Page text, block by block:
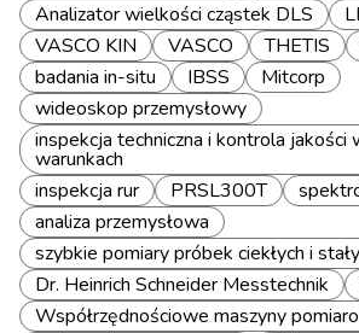
Analizator wielkości cząstek DLS
VASCO KIN
VASCO THETIS
badania in-situ
IBSS
Mitcorp
wideoskop przemysłowy
inspekcja techniczna i kontrola jakości
warunkach
inspekcja rur
PRSL300T
analiza przemysłowa
szybkie pomiary próbek ciekłych i
Dr. Heinrich Schneider Messtechnik
Współrzędnościowe maszyny